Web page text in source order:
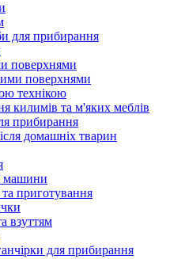
для прибирання
поверхнями
поверхнями
технікою
килимів та м'яких меблів
прибирання
домашніх тварин
машини
приготування
взуттям
для прибирання